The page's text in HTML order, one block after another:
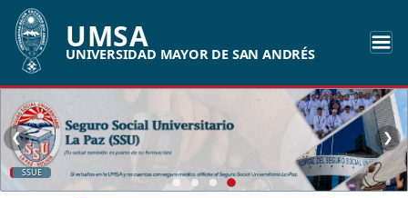
UMSA
UNIVERSIDAD MAYOR DE SAN ANDRÉS
SSUE
❮ ❯